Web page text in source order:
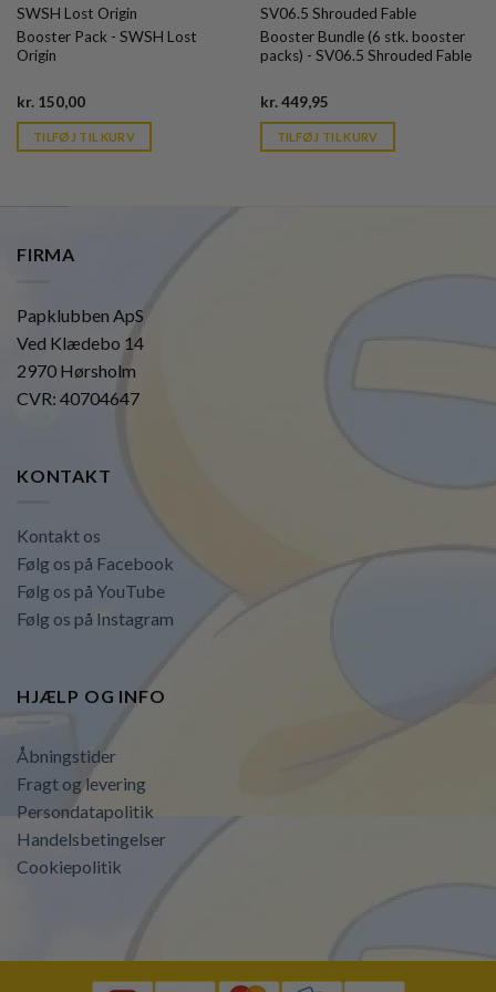
SWSH Lost Origin
Booster Pack - SWSH Lost
Origin
kr. 150,00Current
is:
kr. 39,95.
TILFØJ TIL KURV
SV06.5 Shrouded Fable
Booster Bundle (6 stk. booster
packs) - SV06.5 Shrouded Fable
kr.449,95Current
is:
kr. 39,95.
TILFØJ TIL KURV
FIRMA
Papklubben ApS
Ved Klædebo 14
2970 Hørsholm
CVR: 40704647
KONTAKT
Kontakt os
Følg os på Facebook
Følg os på YouTube
Følg os på Instagram
HJÆLP OG INFO
Åbningstider
Fragt og levering
Persondatapolitik
Handelsbetingelser
Cookiepolitik